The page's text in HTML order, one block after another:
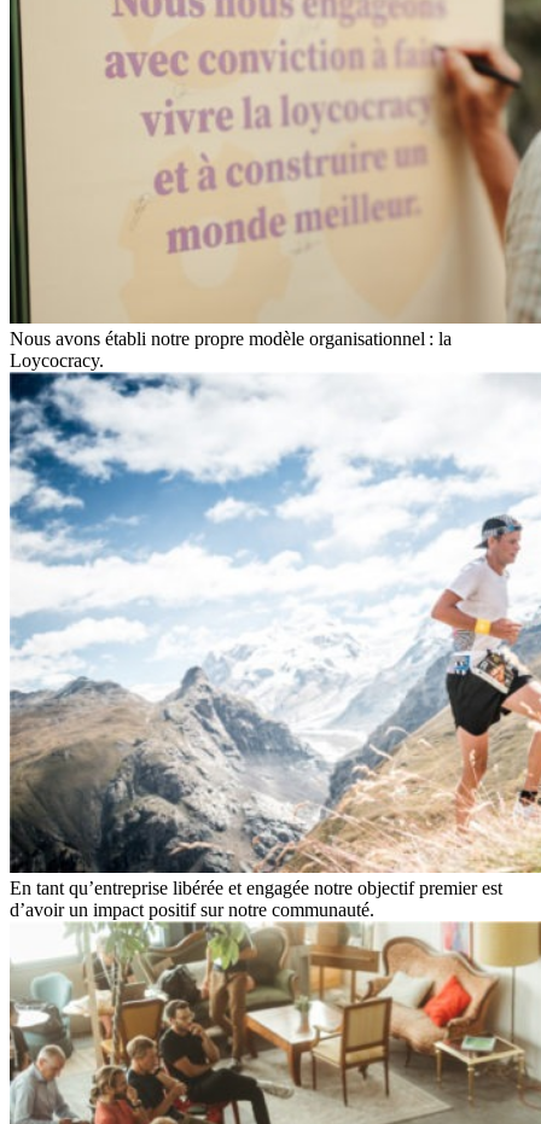
Nous avons établi notre propre modèle organisationnel : la
Loycocracy.
En tant qu’entreprise libérée et engagée notre objectif premier est
d’avoir un impact positif sur notre communauté.